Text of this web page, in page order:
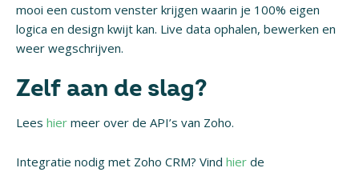
mooi een custom venster krijgen waarin je 100% eigen
logica en design kwijt kan. Live data ophalen, bewerken en
weer wegschrijven.
Zelf aan de slag?
Lees hier meer over de API’s van Zoho.
Integratie nodig met Zoho CRM? Vind hier de